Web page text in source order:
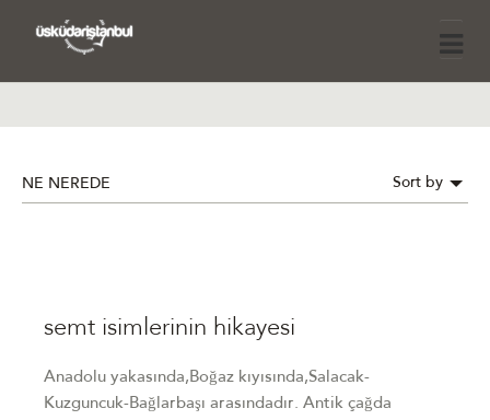
NE NEREDE Sort by
semt isimlerinin hikayesi
Anadolu yakasında,Boğaz kıyısında,Salacak-
Kuzguncuk-Bağlarbaşı arasındadır. Antik çağda